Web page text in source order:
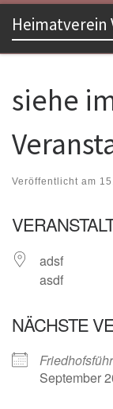
Zum Inhalt
Heimatverein
siehe
Veröffentlicht am
adsf
asdf
NÄCHSTE
September